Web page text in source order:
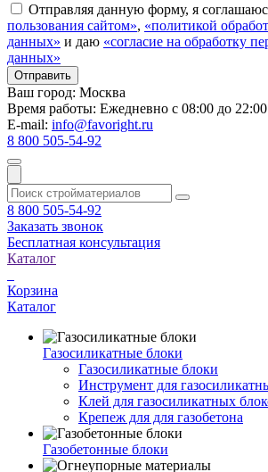
Отправляя данную форму, я
пользования сайтом», «политикой
данных» и даю «согласие на обработку
данных»
Ваш город: Москва
Время работы: Ежедневно с 08:00 до 22:00
E-mail: info@favoright.ru
8 800 505-54-92
8 800 505-54-92
Заказать звонок
Бесплатная консультация
Каталог
Корзина
Каталог
Газосиликатные блоки
Газосиликатные блоки
Инструмент для
Клей для газосиликатных
Крепеж для для газобетона
Газобетонные блоки